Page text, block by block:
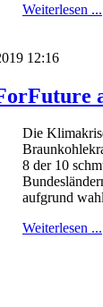
Weiterlesen ...
12:16
Die
8 der 10
aufgrund
Weiterlesen ...